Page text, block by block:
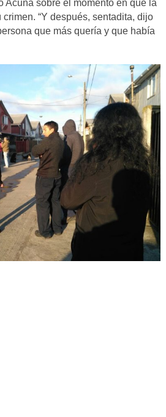
Acuña sobre el momento en que la
“Y después, sentadita, dijo
que más quería y que había